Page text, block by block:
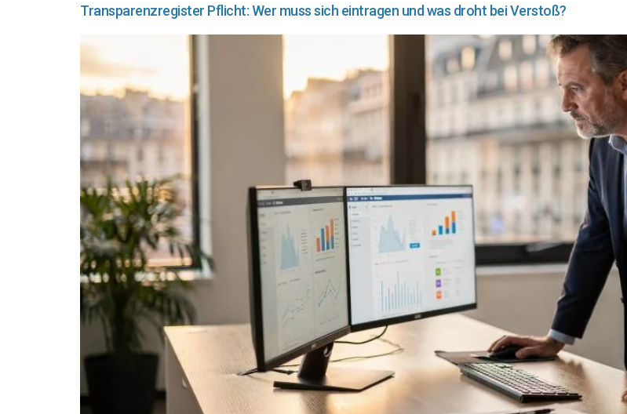
Transparenzregister Pflicht: Wer muss sich eintragen und was droht bei Verstoß?